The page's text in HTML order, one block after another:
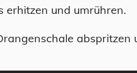
erhitzen und umrühren.
abspritzen